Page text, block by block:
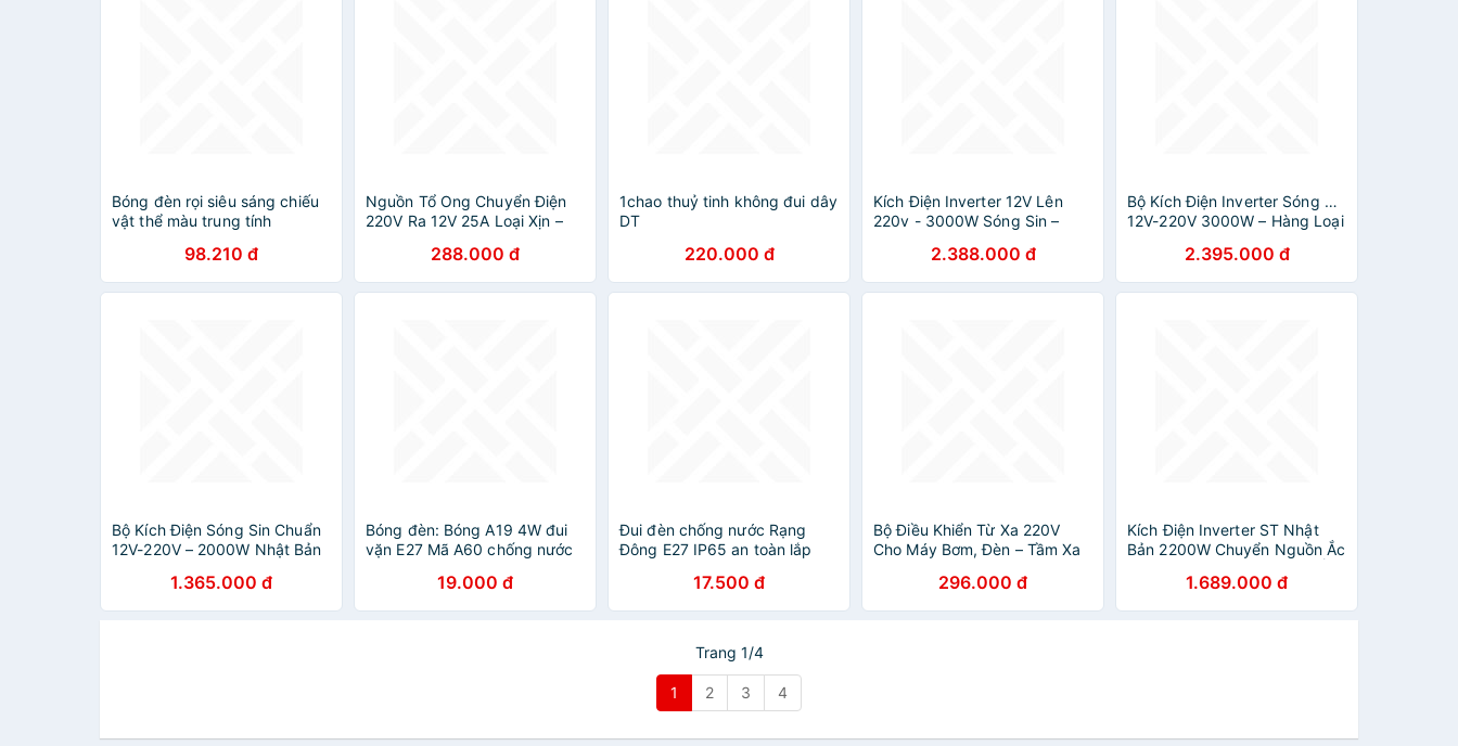
Bóng đèn rọi siêu sáng chiếu
vật thể màu trung tính
sáng cao đèn trang trí
98.210 đ
Nguồn Tổ Ong Chuyển Điện
220V Ra 12V 25A Loại Xịn –
288.000 đ
1chao thuỷ tinh không đui dây
DT
220.000 đ
Kích Điện Inverter 12V Lên
220v - 3000W Sóng Sin –
đèn trang trí2.388.000 đ
Bộ Kích Điện Inverter Sóng Sin
12V-220V 3000W – Hàng Loại
2.395.000 đ
Bộ Kích Điện Sóng Sin Chuẩn
12V-220V – 2000W Nhật Bản
ĐÈN TRANG TRÍ
1.365.000 đ
Bóng đèn: Bóng A19 4W đui
vặn E27 Mã A60 chống nước
ngoài trời, trong nhà
19.000 đ
Đui đèn chống nước Rạng
Đông E27 IP65 an toàn lắp
trại - Hàng chính hãng
17.500 đ
Bộ Điều Khiển Từ Xa 220V
Cho Máy Bơm, Đèn – Tầm Xa
296.000 đ
Kích Điện Inverter ST Nhật
Bản 2200W Chuyển Nguồn Ắc
Định, đèn trang trí
1.689.000 đ
Trang 1/4
1 2 3 4